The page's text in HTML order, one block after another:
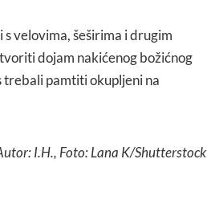
velovima, šeširima i drugim
dojam nakićenog božićnog
trebali pamtiti okupljeni na
I.H., Foto: Lana K/Shutterstock